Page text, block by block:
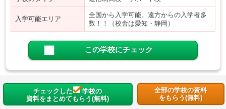
入学可能エリア
全国から入学可能。遠方からの入学者多
数！！（校舎は愛知・静岡）
この学校にチェック
チェックした
学校の
資料をまとめてもらう(無料)
全部の学校の資料
をもらう(無料)